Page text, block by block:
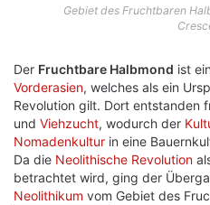
Gebiet des Fruchtbaren
Der Fruchtbare Halbmond ist
Vorderasien, welches als ein
Revolution gilt. Dort entstanden
und Viehzucht, wodurch der
Nomadenkultur in eine
Da die Neolithische Revolution
betrachtet wird, ging der
Neolithikum vom Gebiet des